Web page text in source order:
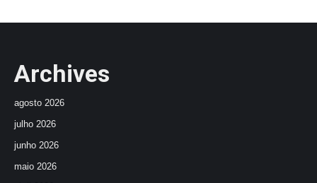
Archives
agosto 2026
julho 2026
junho 2026
maio 2026